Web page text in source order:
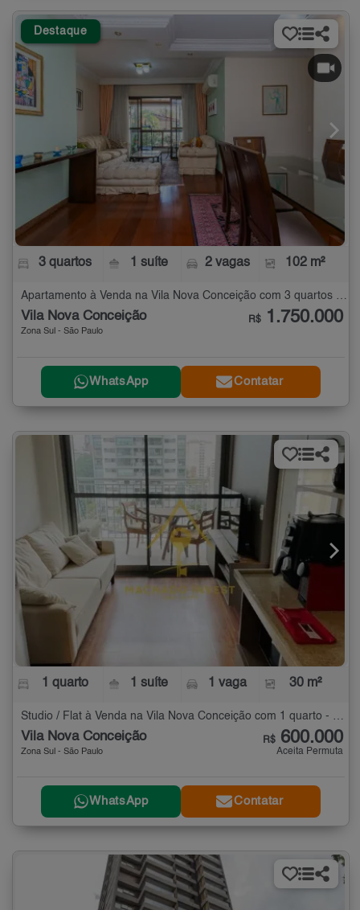
Destaque
3 quartos 1 suíte 2 vagas 102 m²
Apartamento à Venda na Vila Nova Conceição com 3 quartos - 102 m²
Vila Nova Conceição
Zona Sul - São Paulo
R$ 1.750.000
WhatsApp Contatar
1 quarto 1 suíte 1 vaga 30 m²
Vila Nova Conceição
Zona Sul - São Paulo
R$ 600.000
Aceita Permuta
WhatsApp Contatar